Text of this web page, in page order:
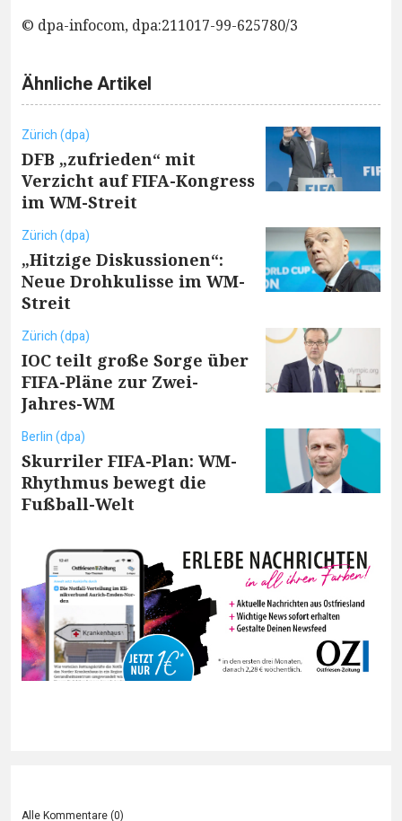
© dpa-infocom, dpa:211017-99-625780/3
Ähnliche Artikel
Zürich (dpa)
DFB „zufrieden“ mit
Verzicht auf FIFA-Kongress
im WM-Streit
Zürich (dpa)
„Hitzige Diskussionen“:
Neue Drohkulisse im WM-
Streit
Zürich (dpa)
IOC teilt große Sorge über
FIFA-Pläne zur Zwei-
Jahres-WM
Berlin (dpa)
Skurriler FIFA-Plan: WM-
Rhythmus bewegt die
Fußball-Welt
Alle Kommentare (0)